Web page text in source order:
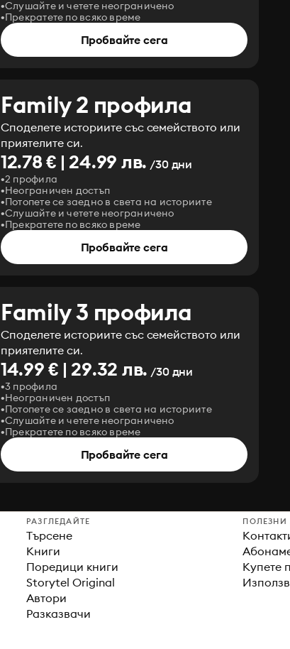
Слушайте и четете неограничено
Прекратете по всяко време
Пробвайте сега
Family 2 профила
Споделете историите със семейството или
приятелите си.
12.78 € | 24.99 лв. /30 дни
2 профила
Неограничен достъп
Потопете се заедно в света на историите
Слушайте и четете неограничено
Прекратете по всяко време
Пробвайте сега
Family 3 профила
Споделете историите със семейството или
приятелите си.
14.99 € | 29.32 лв. /30 дни
3 профила
Неограничен достъп
Потопете се заедно в света на историите
Слушайте и четете неограничено
Прекратете по всяко време
Пробвайте сега
РАЗГЛЕДАЙТЕ
Търсене
Книги
Поредици книги
Storytel Original
Автори
Разказвачи
ПОЛЕЗНИ
Купете